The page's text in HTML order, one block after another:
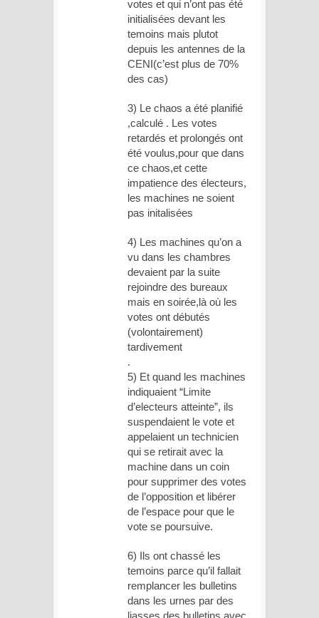
votes et qui n’ont pas été
initialisées devant les
temoins mais plutot
depuis les antennes de la
CENI(c’est plus de 70%
des cas)
3) Le chaos a été planifié
,calculé . Les votes
retardés et prolongés ont
été voulus,pour que dans
ce chaos,et cette
impatience des électeurs,
les machines ne soient
pas initalisées
4) Les machines qu’on a
vu dans les chambres
devaient par la suite
rejoindre des bureaux
mais en soirée,là où les
votes ont débutés
(volontairement)
tardivement
.
5) Et quand les machines
indiquaient “Limite
d’electeurs atteinte”, ils
suspendaient le vote et
appelaient un technicien
qui se retirait avec la
machine dans un coin
pour supprimer des votes
de l’opposition et libérer
de l’espace pour que le
vote se poursuive.
6) Ils ont chassé les
temoins parce qu’il fallait
remplancer les bulletins
dans les urnes par des
liasses des bulletins avec